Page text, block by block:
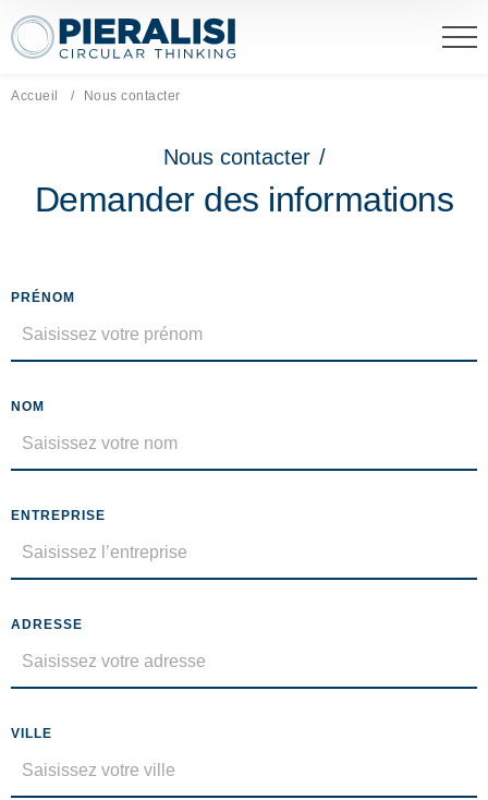
Pieralisi Maip Spa
Accueil Page actuelle:
Nous contacter
Nous contacter /
Demander des informations
PRÉNOM
NOM
ENTREPRISE
ADRESSE
VILLE